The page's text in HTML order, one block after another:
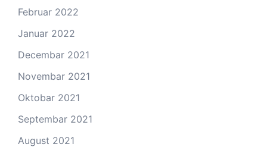
Februar 2022
Januar 2022
Decembar 2021
Novembar 2021
Oktobar 2021
Septembar 2021
August 2021